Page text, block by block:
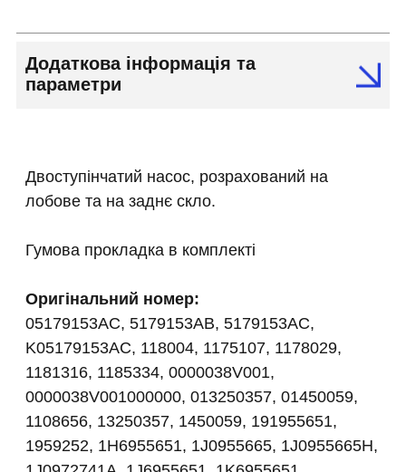
Додаткова інформація та
параметри
Двоступінчатий насос, розрахований на
лобове та на заднє скло.
Гумова прокладка в комплекті
Оригінальний номер:
05179153AC, 5179153AB, 5179153AC,
K05179153AC, 118004, 1175107, 1178029,
1181316, 1185334, 0000038V001,
0000038V001000000, 013250357, 01450059,
1108656, 13250357, 1450059, 191955651,
1959252, 1H6955651, 1J0955665, 1J0955665H,